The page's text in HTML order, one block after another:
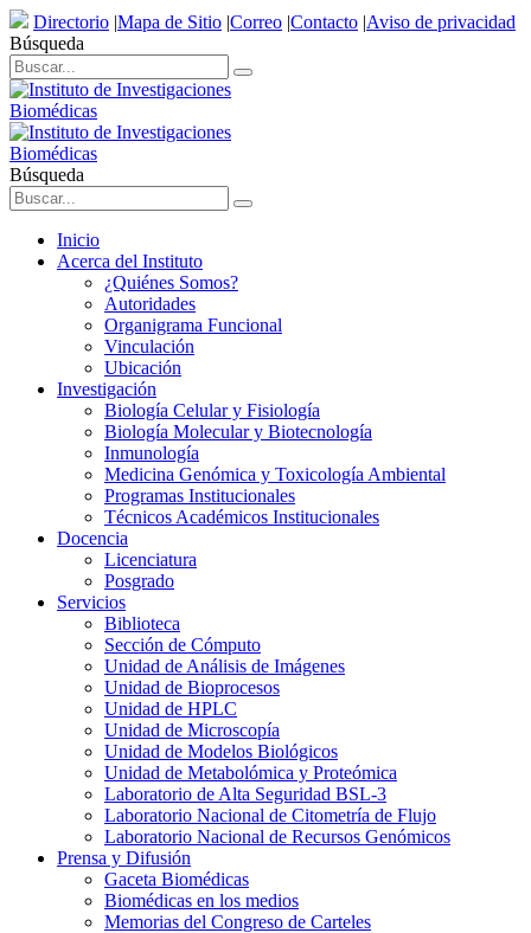
Directorio |Mapa de Sitio |Correo |Contacto |Aviso de privacidad
Búsqueda
Búsqueda
Inicio
Acerca del Instituto
¿Quiénes Somos?
Autoridades
Organigrama Funcional
Vinculación
Ubicación
Investigación
Biología Celular y Fisiología
Biología Molecular y Biotecnología
Inmunología
Medicina Genómica y Toxicología Ambiental
Programas Institucionales
Técnicos Académicos Institucionales
Docencia
Licenciatura
Posgrado
Servicios
Biblioteca
Sección de Cómputo
Unidad de Análisis de Imágenes
Unidad de Bioprocesos
Unidad de HPLC
Unidad de Microscopía
Unidad de Modelos Biológicos
Unidad de Metabolómica y Proteómica
Laboratorio de Alta Seguridad BSL-3
Laboratorio Nacional de Citometría de Flujo
Laboratorio Nacional de Recursos Genómicos
Prensa y Difusión
Gaceta Biomédicas
Biomédicas en los medios
Memorias del Congreso de Carteles